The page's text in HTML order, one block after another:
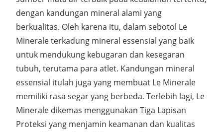
dengan kandungan mineral alami yang
berkualitas. Oleh karena itu, dalam sebotol Le
Minerale terkadung mineral essensial yang baik
untuk mendukung kebugaran dan kesegaran
tubuh, terutama para atlet. Kandungan mineral
essensial itulah juga yang membuat Le Minerale
memiliki rasa segar yang berbeda. Terlebih lagi, Le
Minerale dikemas menggunakan Tiga Lapisan
Proteksi yang menjamin keamanan dan kualitas